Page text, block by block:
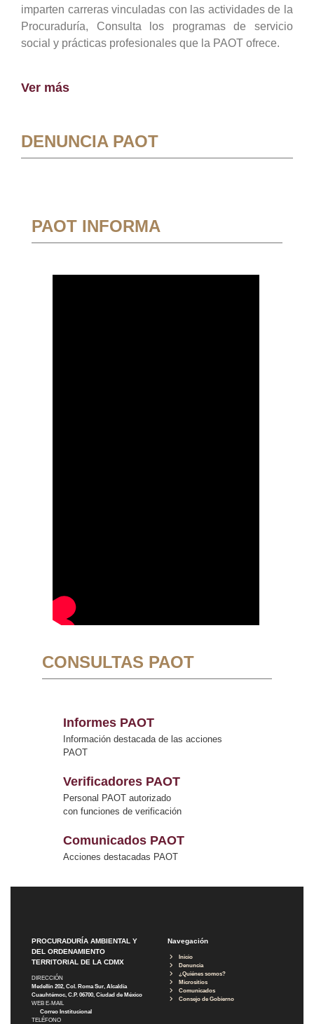
imparten carreras vinculadas con las actividades de la
Procuraduría, Consulta los programas de servicio
social y prácticas profesionales que la PAOT ofrece.
Ver más
DENUNCIA PAOT
PAOT INFORMA
CONSULTAS PAOT
Informes PAOT
Información destacada de las acciones
PAOT
Verificadores PAOT
Personal PAOT autorizado
con funciones de verificación
Comunicados PAOT
Acciones destacadas PAOT
PROCURADURÍA AMBIENTAL Y
DEL ORDENAMIENTO
TERRITORIAL DE LA CDMX
DIRECCIÓN
Medellín 202, Col. Roma Sur, Alcaldía
Cuauhtémoc, C.P. 06700, Ciudad de México
WEB E-MAIL
Correo Institucional
TELÉFONO
Navegación
Inicio
Denuncia
¿Quiénes somos?
Micrositios
Comunicados
Consejo de Gobierno